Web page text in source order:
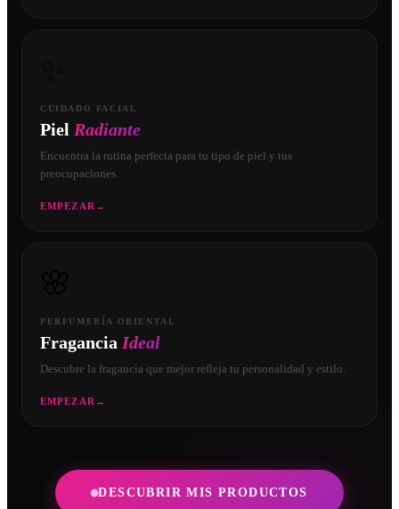
CUIDADO FACIAL
Piel Radiante
Encuentra la rutina perfecta para tu tipo de piel y tus
preocupaciones.
EMPEZAR →
PERFUMERÍA ORIENTAL
Fragancia Ideal
Descubre la fragancia que mejor refleja tu personalidad y estilo.
EMPEZAR →
DESCUBRIR MIS PRODUCTOS